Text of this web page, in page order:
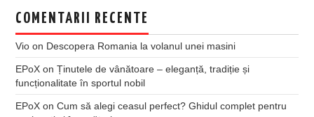
COMENTARII RECENTE
Vio on Descopera Romania la volanul unei masini
EPoX onȚinutele de vânătoare – eleganță, tradiție și
funcționalitate în sportul nobil
EPoX onCum să alegi ceasul perfect? Ghidul complet pentru